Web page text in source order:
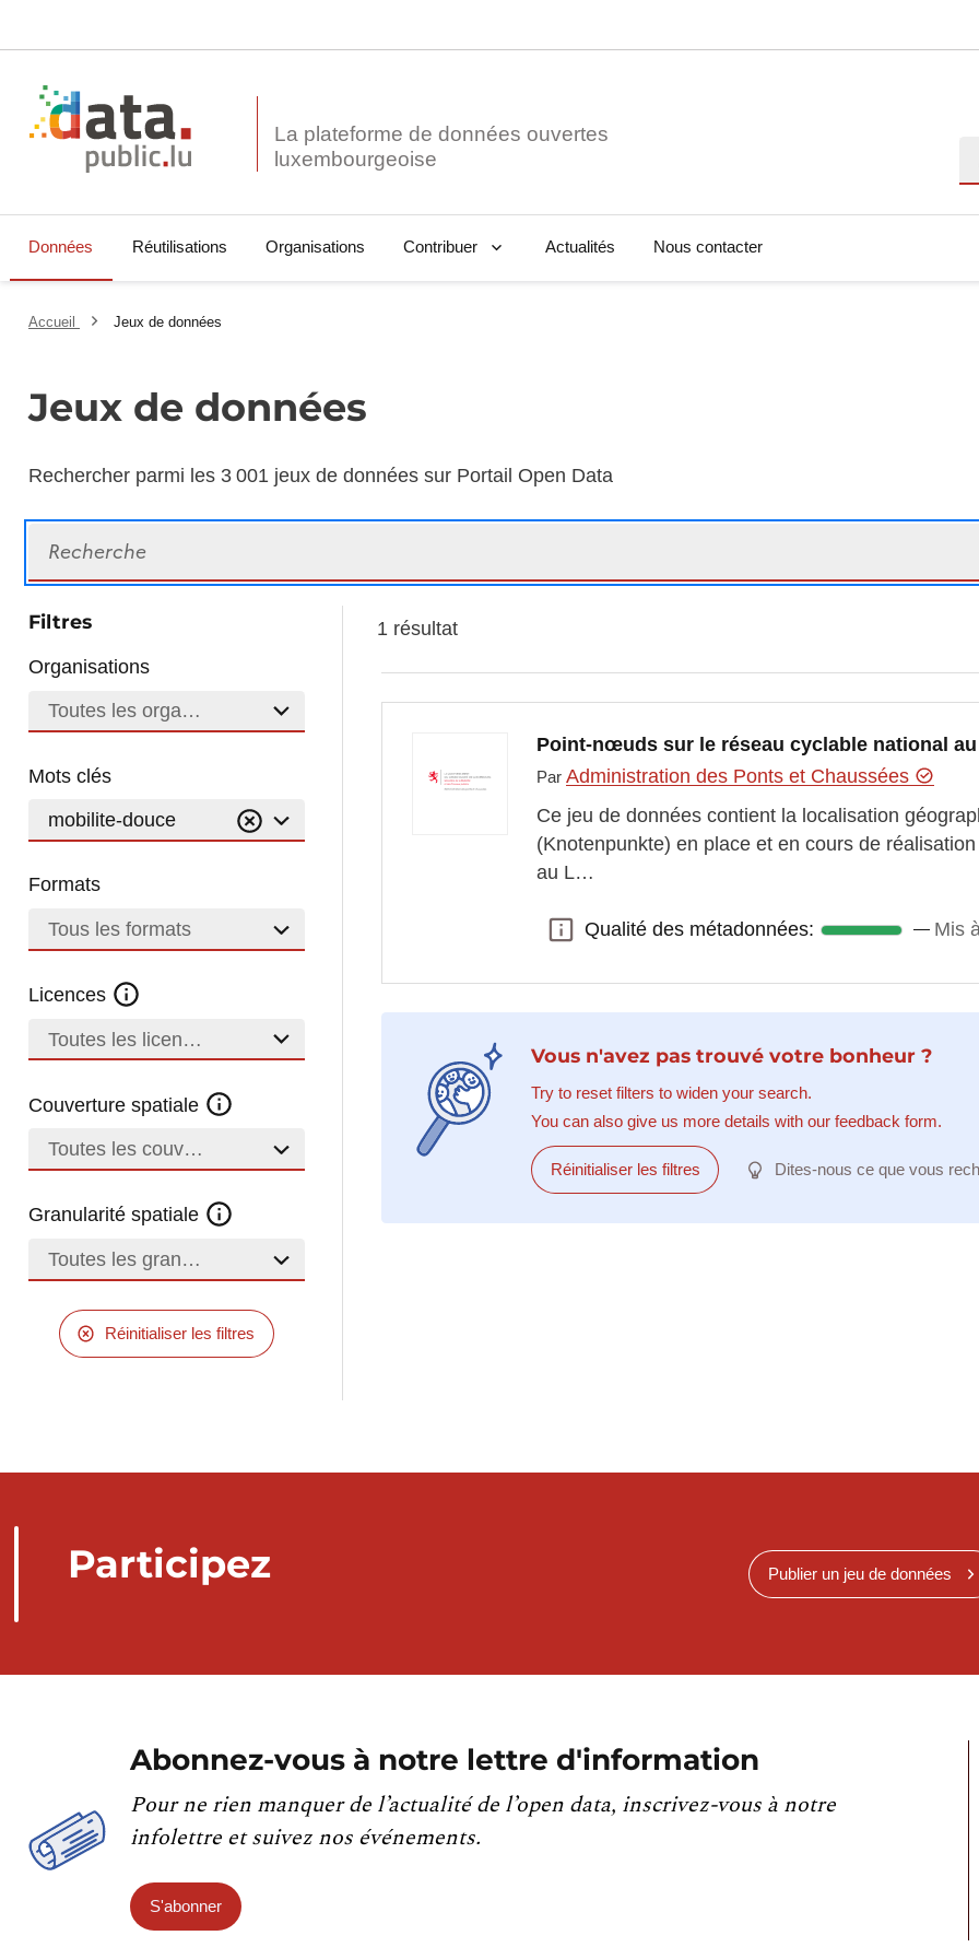
La plateforme de données ouvertes
Données Réutilisations Organisations Contribuer Actualités Nous contacter
Accueil Jeux de données
Jeux de données
Rechercher parmi les 3 001 jeux de données sur Portail Open Data
Filtres
Organisations
Toutes les organisations
Mots clés
mobilite-douce
Formats
Tous les formats
Licences
Toutes les licences
Couverture spatiale
Toutes les couvertures
Granularité spatiale
Toutes les granularités
Réinitialiser les filtres
1 résultat
Point-nœuds sur le réseau cyclable national
ParAdministration des Ponts et Chaussées
Ce jeu de données contient la localisation
(Knotenpunkte) en place et en cours de
au L…
Qualité des métadonnées:
Qualité des métadonnées: Mis
Vous n'avez pas trouvé votre bonheur ?
Try to reset filters to widen your search.
You can also give us more details with our feedback form.
Réinitialiser les filtres Dites-nous ce que vous
Participez Publier un jeu de données
Abonnez-vous à notre lettre d'information
Pour ne rien manquer de l’actualité de l’open data, inscrivez-vous à notre
infolettre et suivez nos événements.
S'abonner